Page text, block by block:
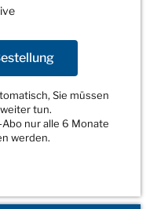
Sie müssen
tun.
nur alle 6 Monate
werden.